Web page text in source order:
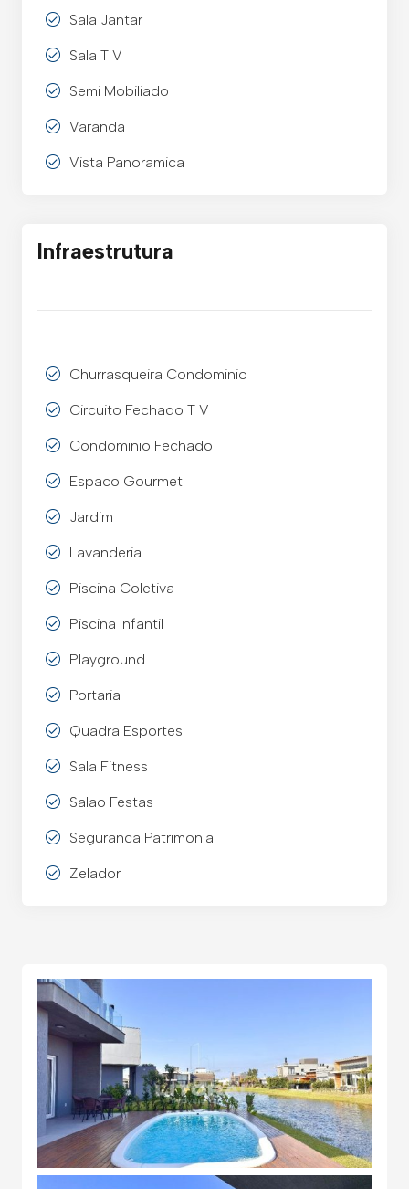
Sala Jantar
Sala T V
Semi Mobiliado
Varanda
Vista Panoramica
Infraestrutura
Churrasqueira Condominio
Circuito Fechado T V
Condominio Fechado
Espaco Gourmet
Jardim
Lavanderia
Piscina Coletiva
Piscina Infantil
Playground
Portaria
Quadra Esportes
Sala Fitness
Salao Festas
Seguranca Patrimonial
Zelador